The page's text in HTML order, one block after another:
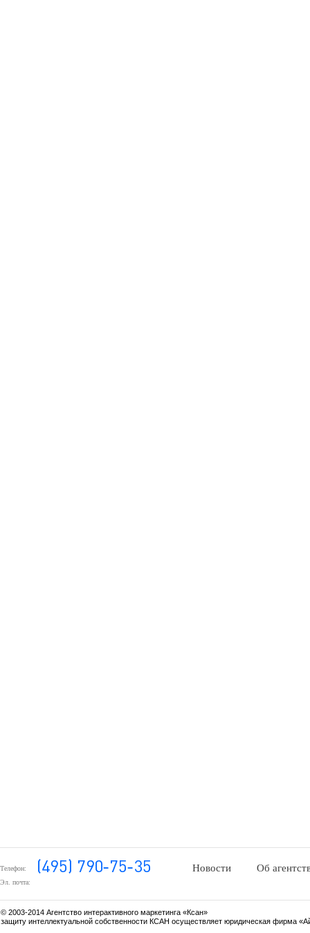
Телефон:
Эл. почта:
Новости Об
© 2003-2014 Агентство интерактивного маркетинга «Ксан»
защиту интеллектуальной собственности КСАН осуществляет юридическая фирма